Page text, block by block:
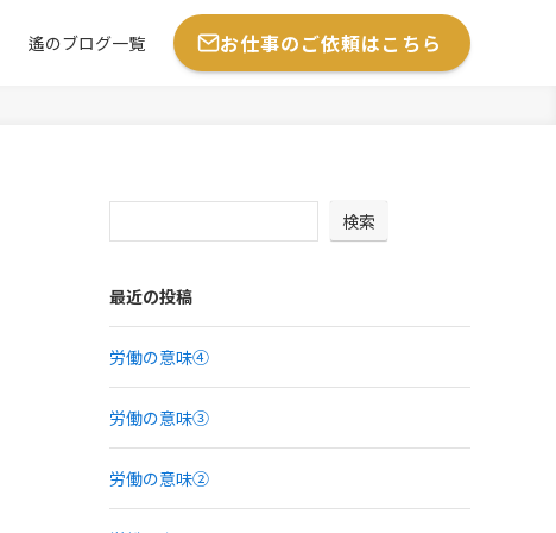
遙のブログ一覧 お仕事のご依頼はこちら
検索
最近の投稿
労働の意味④
労働の意味③
労働の意味②